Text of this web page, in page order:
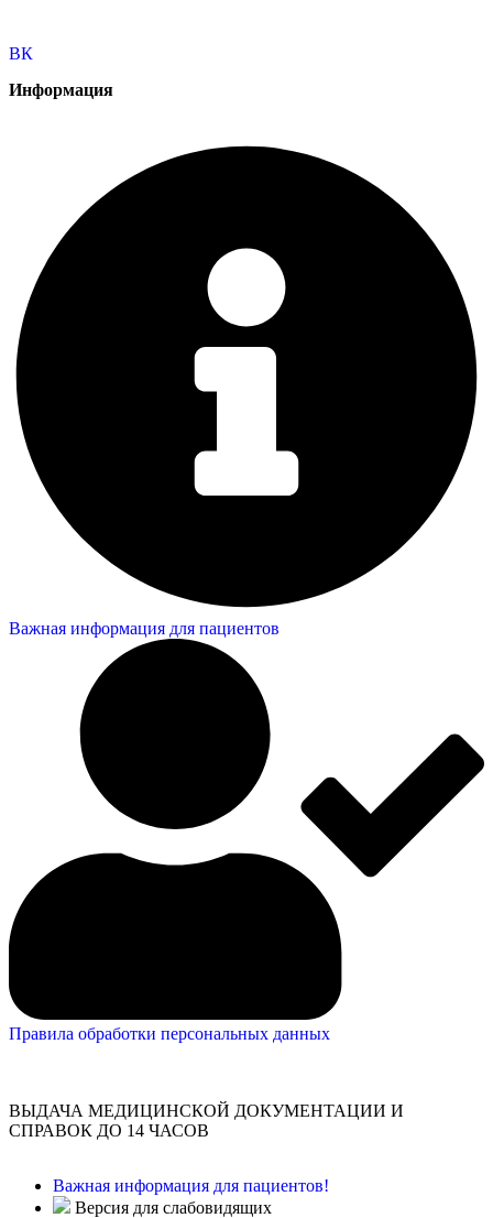
ВК
Информация
Важная информация для пациентов
Правила обработки персональных данных
ВЫДАЧА МЕДИЦИНСКОЙ ДОКУМЕНТАЦИИ И
СПРАВОК ДО 14 ЧАСОВ
Важная информация для пациентов!
Версия для слабовидящих